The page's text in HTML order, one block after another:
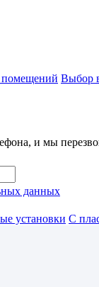
помещений Выбор
и мы
данных
установки С